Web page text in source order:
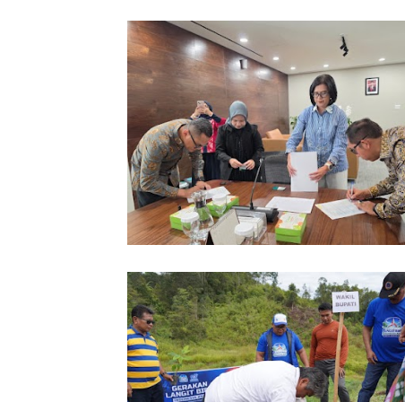
Pemkab Taput Restrukturisasi
PEN menjadi 15 Tahun‎